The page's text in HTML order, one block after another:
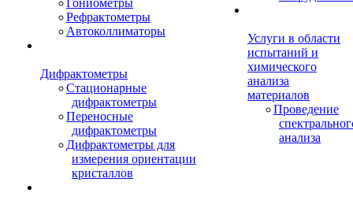
Гониометры
Рефрактометры
Автоколлиматоры
Дифрактометры
Стационарные
дифрактометры
Переносные
дифрактометры
Дифрактометры для
измерения ориентации
кристаллов
Услуги в области
испытаний и
химического
анализа
материалов
Проведение
анализа